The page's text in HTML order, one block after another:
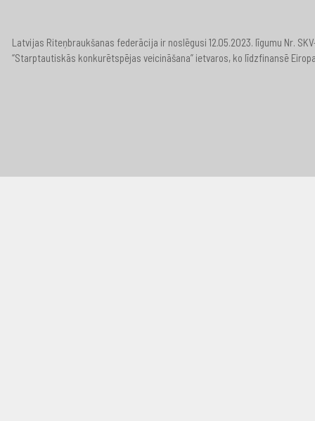
Latvijas Riteņbraukšanas federācija ir noslēgusi 12.05.2023. līgumu Nr.
“Starptautiskās konkurētspējas veicināšana” ietvaros, ko līdzfinansē